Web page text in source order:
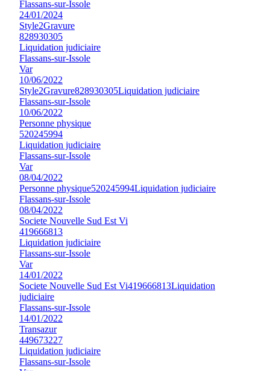
Flassans-sur-Issole
24/01/2024
Style2Gravure
828930305
Liquidation judiciaire
Flassans-sur-Issole
Var
10/06/2022
Style2Gravure828930305Liquidation judiciaire
Flassans-sur-Issole
10/06/2022
Personne physique
520245994
Liquidation judiciaire
Flassans-sur-Issole
Var
08/04/2022
Personne physique520245994Liquidation judiciaire
Flassans-sur-Issole
08/04/2022
Societe Nouvelle Sud Est Vi
419666813
Liquidation judiciaire
Flassans-sur-Issole
Var
14/01/2022
Societe Nouvelle Sud Est Vi419666813Liquidation
judiciaire
Flassans-sur-Issole
14/01/2022
Transazur
449673227
Liquidation judiciaire
Flassans-sur-Issole